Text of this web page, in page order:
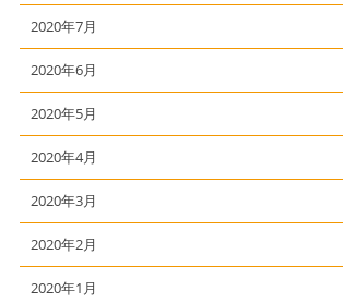
2020年7月
2020年6月
2020年5月
2020年4月
2020年3月
2020年2月
2020年1月